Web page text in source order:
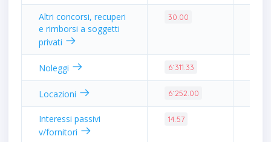
Altri concorsi, recuperi
e rimborsi a soggetti
privati
30.00
Noleggi 6˙311.33
Locazioni 6˙252.00
Interessi passivi
v/fornitori
14.57